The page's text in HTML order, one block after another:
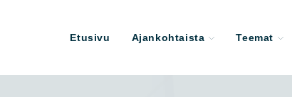
Etusivu Ajankohtaista Teemat